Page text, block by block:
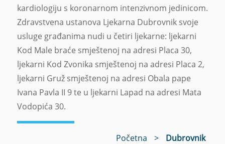
kardiologiju s koronarnom intenzivnom jedinicom.
Zdravstvena ustanova Ljekarna Dubrovnik svoje
usluge građanima nudi u četiri ljekarne: ljekarni
Kod Male braće smještenoj na adresi Placa 30,
ljekarni Kod Zvonika smještenoj na adresi Placa 2,
ljekarni Gruž smještenoj na adresi Obala pape
Ivana Pavla II 9 te u ljekarni Lapad na adresi Mata
Vodopića 30.
Početna > Dubrovnik